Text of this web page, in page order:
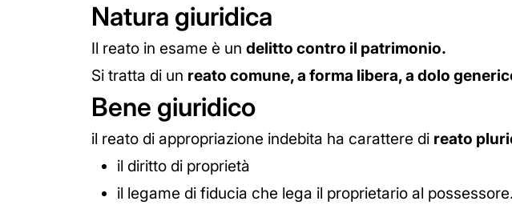
Natura giuridica
Il reato in esame è un delitto contro il patrimonio.
Si tratta di un reato comune, a forma libera, a dolo
Bene giuridico
il reato di appropriazione indebita ha carattere di reato
il diritto di proprietà
il legame di fiducia che lega il proprietario al possessore.